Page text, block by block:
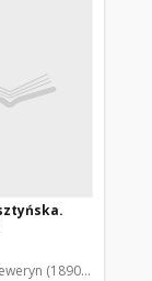
(1890-1940). Red.